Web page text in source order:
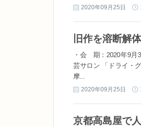
ト！ ■LIVE配信：
2020年09月25日
・会 期：2020年9月
芸サロン 「ドライ・
摩...
2020年09月25日
京都高島屋で